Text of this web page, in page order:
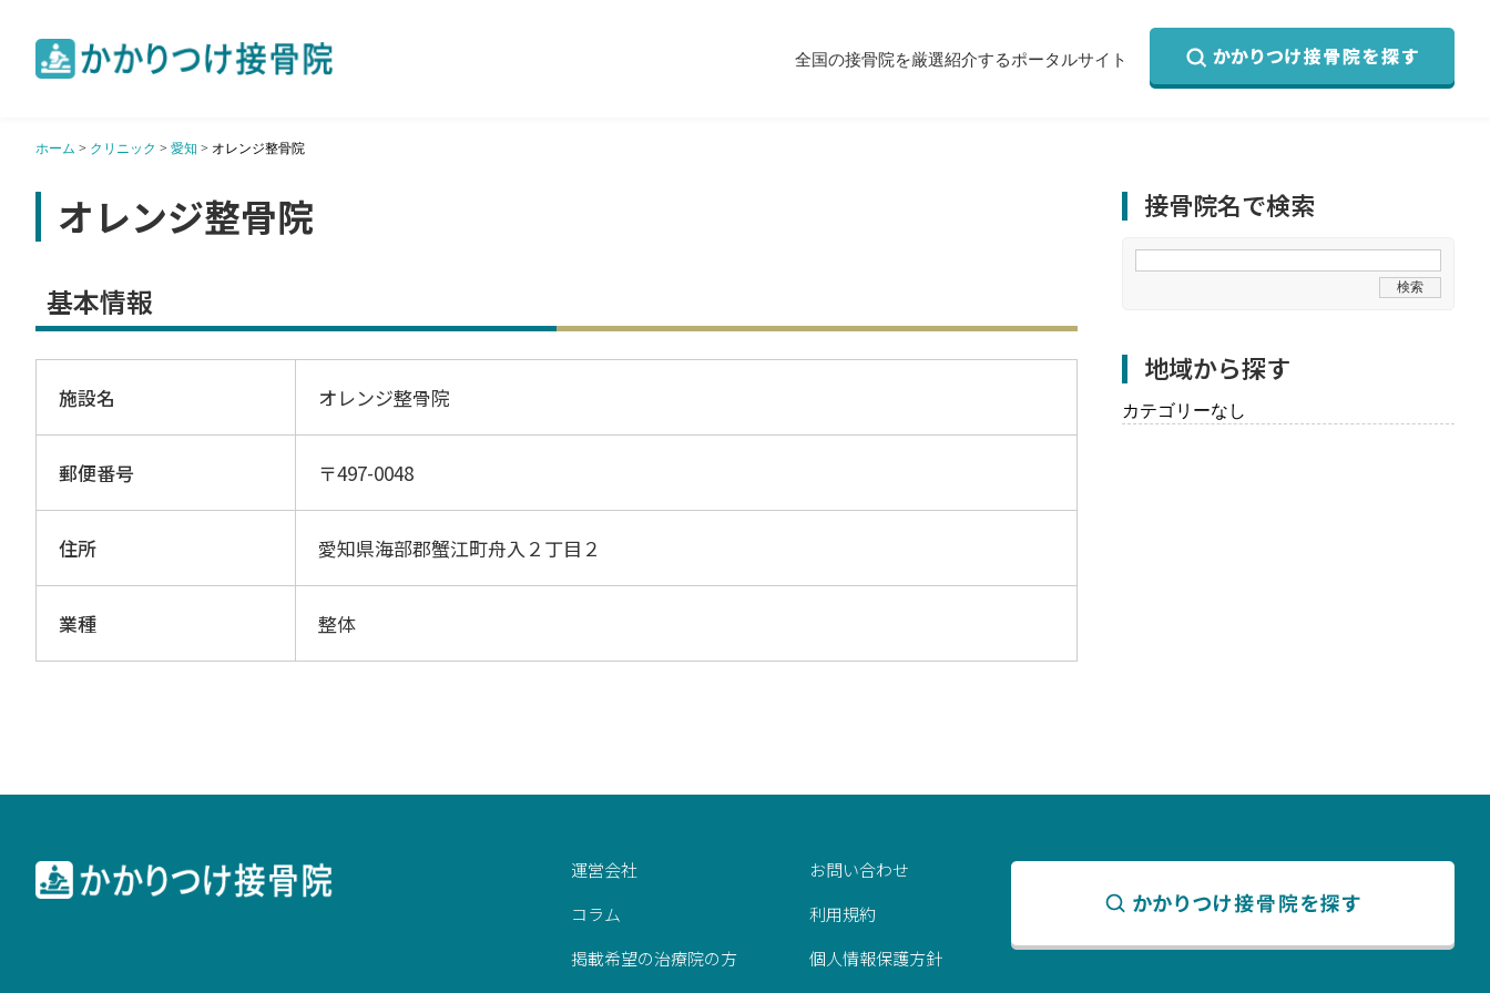
全国の接骨院を厳選紹介するポータルサイト
ホーム > クリニック > 愛知 > オレンジ整骨院
オレンジ整骨院
基本情報
施設名 オレンジ整骨院
郵便番号 〒497-0048
住所 愛知県海部郡蟹江町舟入２丁目２
業種 整体
接骨院名で検索
地域から探す
カテゴリーなし
運営会社
コラム
掲載希望の治療院の方
お問い合わせ
利用規約
個人情報保護方針